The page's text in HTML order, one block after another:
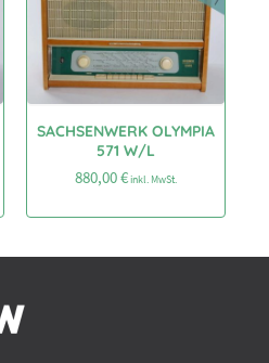
SACHSENWERK OLYMPIA
571 W/L
880,00€inkl. MwSt.